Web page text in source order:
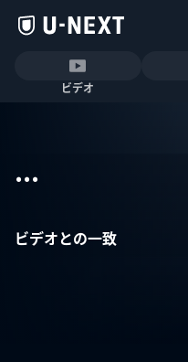
ビデオ
...
ビデオとの一致